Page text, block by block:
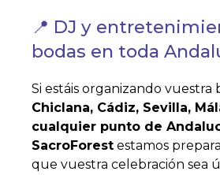
📍 DJ y
bodas en toda
Si estáis organizando vuestra
Chiclana, Cádiz, Sevilla,
cualquier punto de
SacroForest estamos
que vuestra celebración sea